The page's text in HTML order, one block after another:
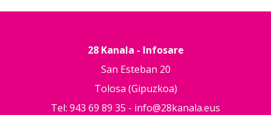
28 Kanala - Infosare
San Esteban 20
Tolosa (Gipuzkoa)
Tel: 943 69 89 35 - info@28kanala.eus